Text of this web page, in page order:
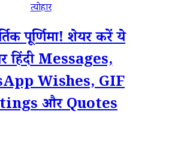
त्योहार
पूर्णिमा! शेयर करें ये
हिंदी Messages,
Wishes, GIF
और Quotes